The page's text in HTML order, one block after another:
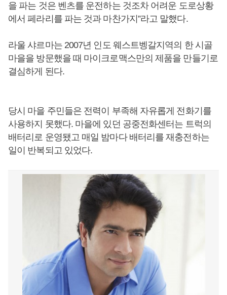
을 파는 것은 벤츠를 운전하는 것조차 어려운 도로상황
에서 페라리를 파는 것과 마찬가지”라고 말했다.
라울 샤르마는 2007년 인도 웨스트벵갈지역의 한 시골
마을을 방문했을 때 마이크로맥스만의 제품을 만들기로
결심하게 된다.
당시 마을 주민들은 전력이 부족해 자유롭게 전화기를
사용하지 못했다. 마을에 있던 공중전화센터는 트럭의
배터리로 운영됐고 매일 밤마다 배터리를 재충전하는
일이 반복되고 있었다.